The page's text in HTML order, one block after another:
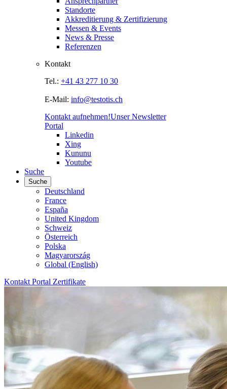
Standorte
Akkreditierung & Zertifizierung
Messen & Events
News & Presse
Referenzen
Kontakt
Tel.: +41 43 277 10 30
E-Mail: info@testotis.ch
Kontakt aufnehmen!Unser Newsletter
Portal
Linkedin
Xing
Kununu
Youtube
Suche
Suche
Deutschland
France
España
United Kingdom
Schweiz
Österreich
Polska
Magyarország
Global (English)
Kontakt Portal Zertifikate